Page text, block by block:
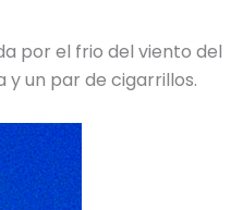
por el frio del viento del
y un par de cigarrillos.